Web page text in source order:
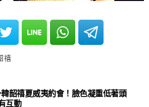
禧
韶禧夏威夷約會！臉色凝重低著頭
互動